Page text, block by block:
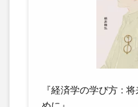
『経済学の学び方 :